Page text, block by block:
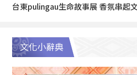
台東pulingau生命故事展 香氛串起
文化小辭典